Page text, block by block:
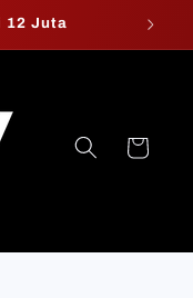
12 Juta
Cart